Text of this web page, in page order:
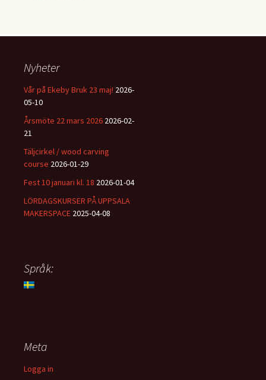
Nyheter
Vår på Ekeby Bruk 23 maj! 2026-
05-10
Årsmöte 22 mars 2026 2026-02-
21
Täljcirkel / wood carving
course 2026-01-29
Fest 10 januari kl. 18 2026-01-04
LÖRDAGSKURSER PÅ UPPSALA
MAKERSPACE 2025-04-08
Språk:
Meta
Logga in